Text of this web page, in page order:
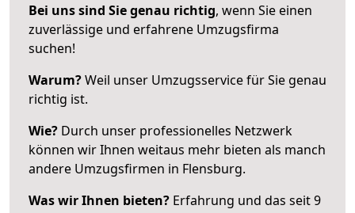
Bei uns sind Sie genau richtig, wenn Sie einen
zuverlässige und erfahrene Umzugsfirma
suchen!
Warum?Weil unser Umzugsservice für Sie genau
richtig ist.
Wie? Durch unser professionelles Netzwerk
können wir Ihnen weitaus mehr bieten als manch
andere Umzugsfirmen in Flensburg.
Was wir Ihnen bieten? Erfahrung und das seit 9